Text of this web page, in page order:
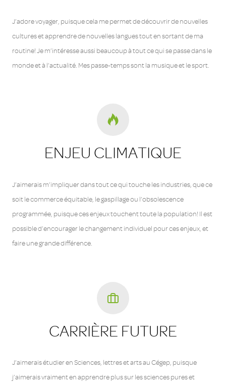
J’adore voyager, puisque cela me permet de découvrir de nouvelles
cultures et apprendre de nouvelles langues tout en sortant de ma
routine! Je m’intéresse aussi beaucoup à tout ce qui se passe dans le
monde et à l’actualité. Mes passe-temps sont la musique et le sport.
ENJEU CLIMATIQUE
J’aimerais m’impliquer dans tout ce qui touche les industries, que ce
soit le commerce équitable, le gaspillage ou l’obsolescence
programmée, puisque ces enjeux touchent toute la population! Il est
possible d’encourager le changement individuel pour ces enjeux, et
faire une grande différence.
CARRIÈRE FUTURE
J’aimerais étudier en Sciences, lettres et arts au Cégep, puisque
j’aimerais vraiment en apprendre plus sur les sciences pures et